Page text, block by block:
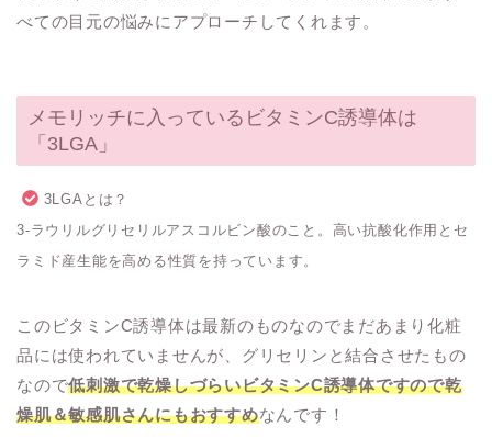
べての目元の悩みにアプローチしてくれます。
メモリッチに入っているビタミンC誘導体は
「3LGA」
3LGAとは？
3-ラウリルグリセリルアスコルビン酸のこと。高い抗酸化作用とセ
ラミド産生能を高める性質を持っています。
このビタミンC誘導体は最新のものなのでまだあまり化粧
品には使われていませんが、グリセリンと結合させたもの
なので低刺激で乾燥しづらいビタミンC誘導体ですので乾
燥肌＆敏感肌さんにもおすすめなんです！